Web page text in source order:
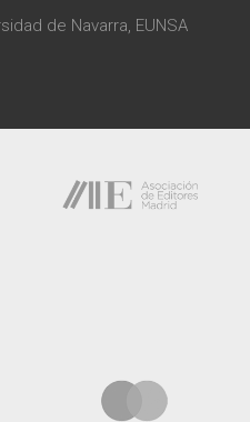
de Navarra, EUNSA